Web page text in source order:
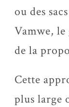
ou des
Vamwe,
de la
Cette
plus large